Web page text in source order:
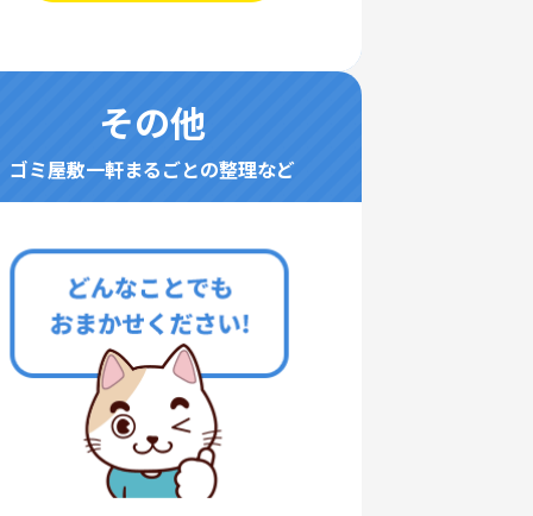
その他
ゴミ屋敷一軒まるごとの整理など